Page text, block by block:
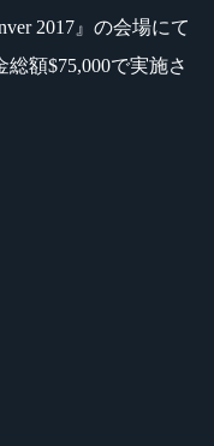
2017』の会場にて
総額$75,000で実施さ